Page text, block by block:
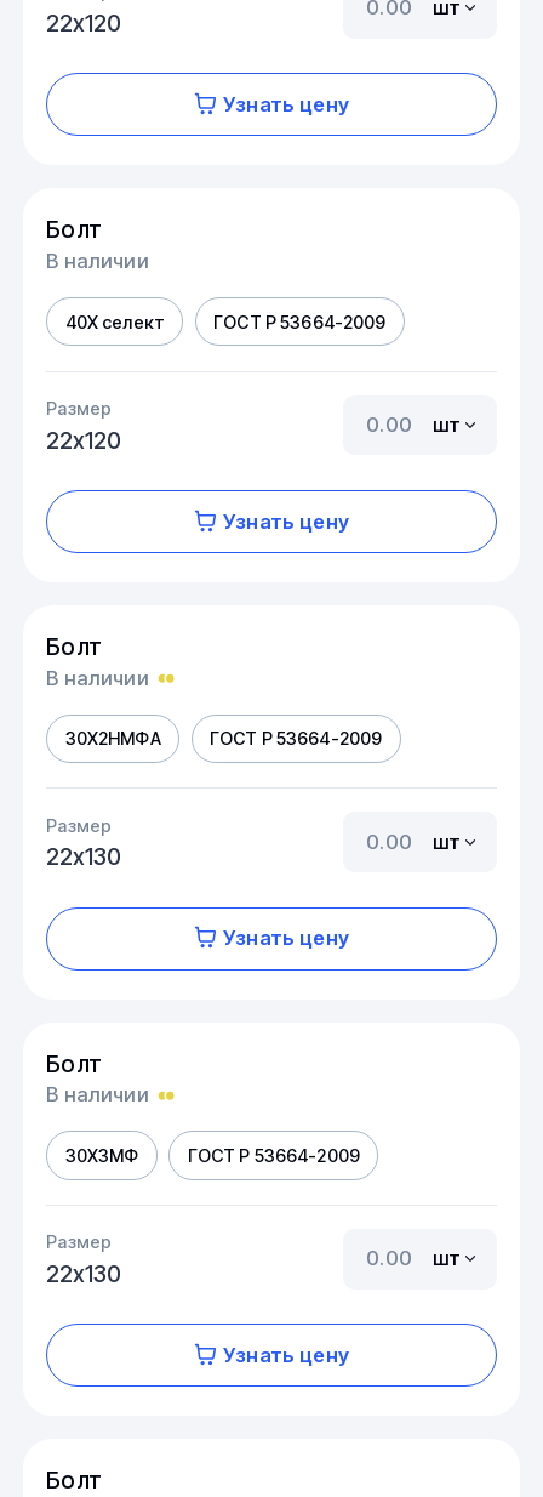
22х120
шт
Узнать цену
Болт
В наличии
40Х селект ГОСТ Р 53664-2009
Размер
22х120
шт
Узнать цену
Болт
В наличии
30Х2НМФА ГОСТ Р 53664-2009
Размер
22х130
шт
Узнать цену
Болт
В наличии
30Х3МФ ГОСТ Р 53664-2009
Размер
22х130
шт
Узнать цену
Болт